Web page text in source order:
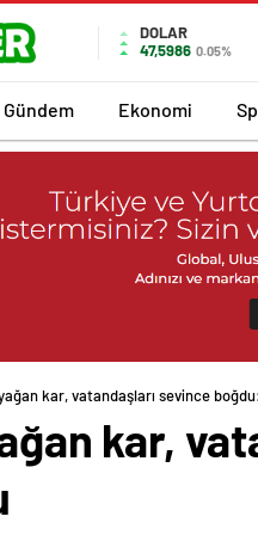
DOLAR
47,5986 0.05%
Gündem Ekonomi
kar, vatandaşları sevince
kar,